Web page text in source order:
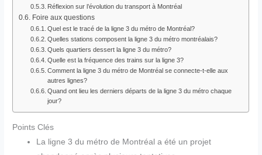
Réflexion sur l’évolution du transport à Montréal
Foire aux questions
Quel est le tracé de la ligne 3 du métro de Montréal?
Quelles stations composent la ligne 3 du métro montréalais?
Quels quartiers dessert la ligne 3 du métro?
Quelle est la fréquence des trains sur la ligne 3?
Comment la ligne 3 du métro de Montréal se connecte-t-elle aux
autres lignes?
Quand ont lieu les derniers départs de la ligne 3 du métro chaque
jour?
Points Clés
La ligne 3 du métro de Montréal a été un projet